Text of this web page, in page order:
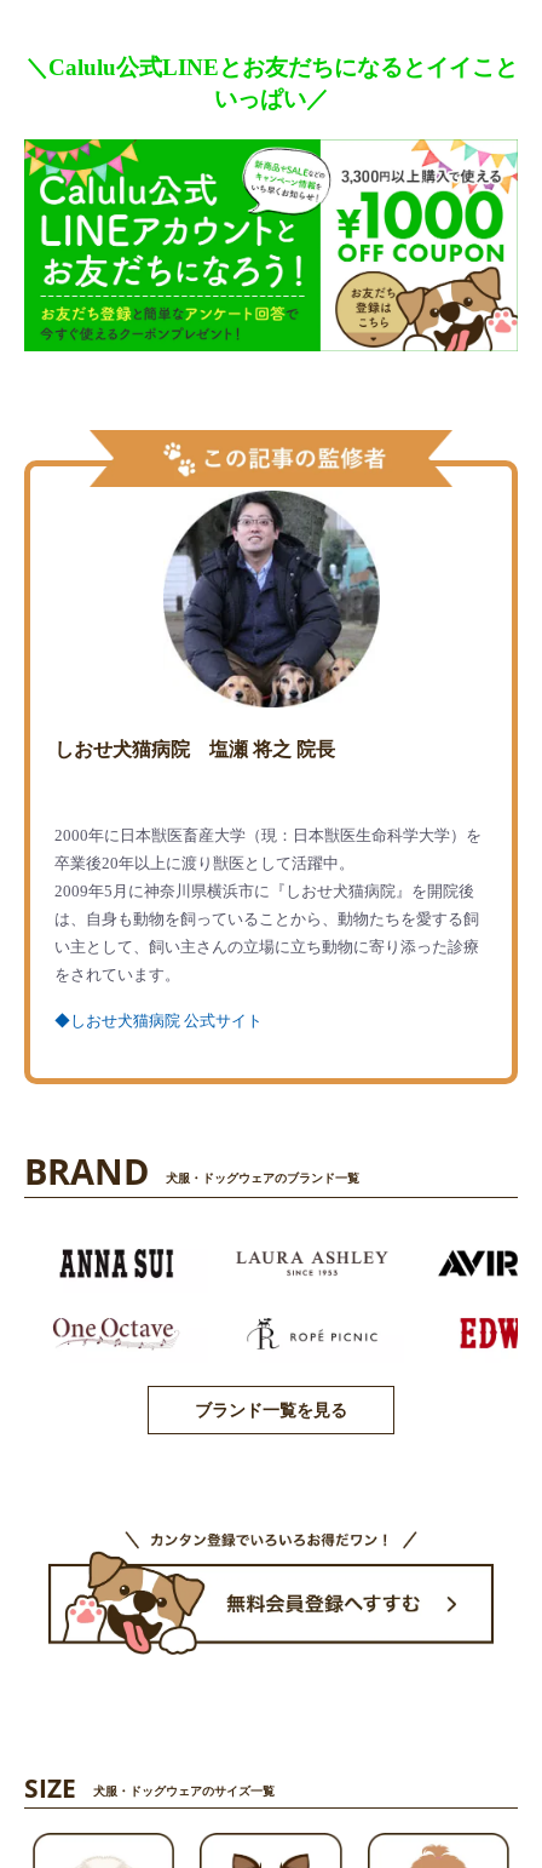
＼Calulu公式LINEとお友だちになるとイイこと
いっぱい／
しおせ犬猫病院 塩瀬 将之 院長
2000年に日本獣医畜産大学（現：日本獣医生命科学大学）を
卒業後20年以上に渡り獣医として活躍中。
2009年5月に神奈川県横浜市に『しおせ犬猫病院』を開院後
は、自身も動物を飼っていることから、動物たちを愛する飼
い主として、飼い主さんの立場に立ち動物に寄り添った診療
をされています。
◆しおせ犬猫病院 公式サイト
BRAND 犬服・ドッグウェアのブランド一覧
ブランド一覧を見る
SIZE 犬服・ドッグウェアのサイズ一覧